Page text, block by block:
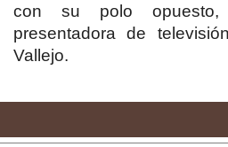
con su polo opuesto,
presentadora de
Vallejo.